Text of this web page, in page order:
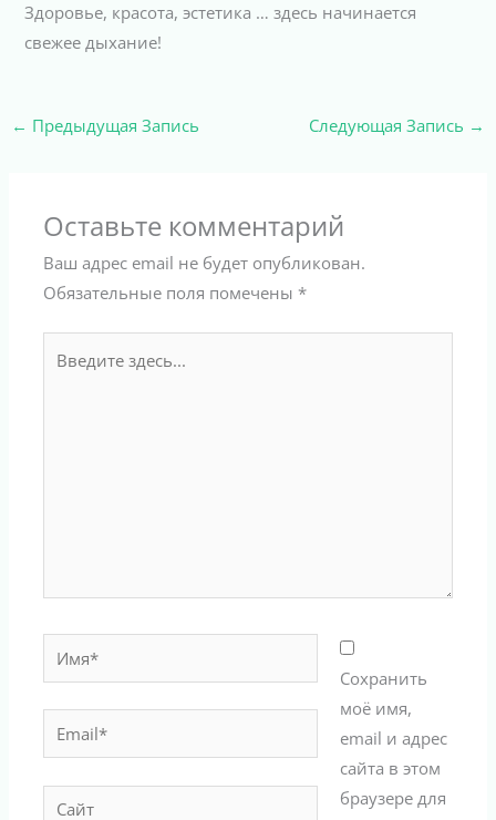
Здоровье, красота, эстетика … здесь начинается
свежее дыхание!
← Предыдущая Запись Следующая Запись →
Оставьте комментарий
Ваш адрес email не будет опубликован.
Обязательные поля помечены *
здесь...
Email*
Сайт
Сохранить
моё имя,
email и адрес
сайта в этом
браузере для